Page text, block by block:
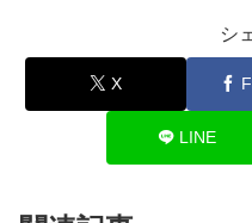
シ
X
LINE